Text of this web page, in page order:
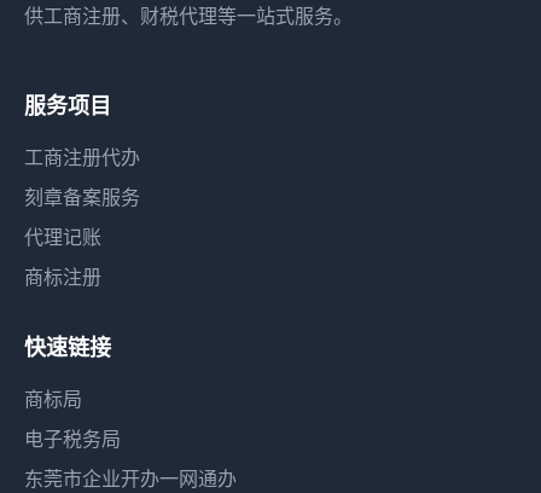
供工商注册、财税代理等一站式服务。
服务项目
工商注册代办
刻章备案服务
代理记账
商标注册
快速链接
商标局
电子税务局
东莞市企业开办一网通办